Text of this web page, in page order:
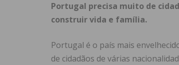
Portugal precisa muito de
construir vida e família.
Portugal é o país mais
de cidadãos de várias